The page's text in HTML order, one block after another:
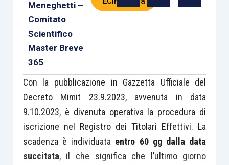
Meneghetti –
Comitato
Scientifico
Master Breve
365
Con la pubblicazione in Gazzetta Ufficiale del
Decreto Mimit 23.9.2023, avvenuta in data
9.10.2023, è divenuta operativa la procedura di
iscrizione nel Registro dei Titolari Effettivi. La
scadenza è individuata entro 60 gg dalla data
succitata, il che significa che l’ultimo giorno